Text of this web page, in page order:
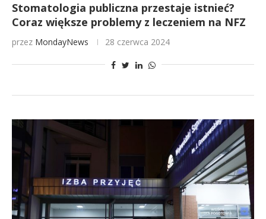
Stomatologia publiczna przestaje istnieć?
Coraz większe problemy z leczeniem na NFZ
przez MondayNews 28 czerwca 2024